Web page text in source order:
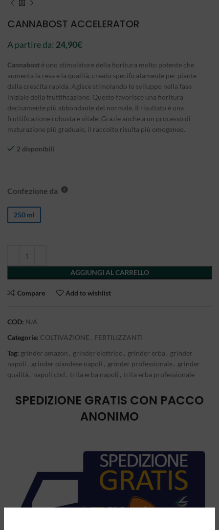
CANNABOST ACCELERATOR
A partire da: 24,90€
Cannabost è uno stimolatore della fioritura molto potente che
aumenta la resa e la qualità, creato specificatamente per piante
dalla crescita rapida. Agisce stimolando lo sviluppo nella fase
iniziale della fruttificazione. Questo favorisce una fioritura
decisamente più abbondante del normale. Il risultato è una
fruttificazione robusta e vitale. Grazie anche a un processo di
maturazione più graduale, il raccolto risulta più omogeneo.
2 disponibili
Confezione da
250 ml
AGGIUNGI AL CARRELLO
Compare Add to wishlist
COD: N/A
Categorie: COLTIVAZIONE , FERTILIZZANTI
Tag: grinder amazon , grinder elettrico , grinder erba , grinder
napoli , grinder olandese napoli , grinder professionale, grinder
qualità , napoli cbd , trita erba napoli , trita erba professionale
SPEDIZIONE GRATIS CON PACCO
ANONIMO